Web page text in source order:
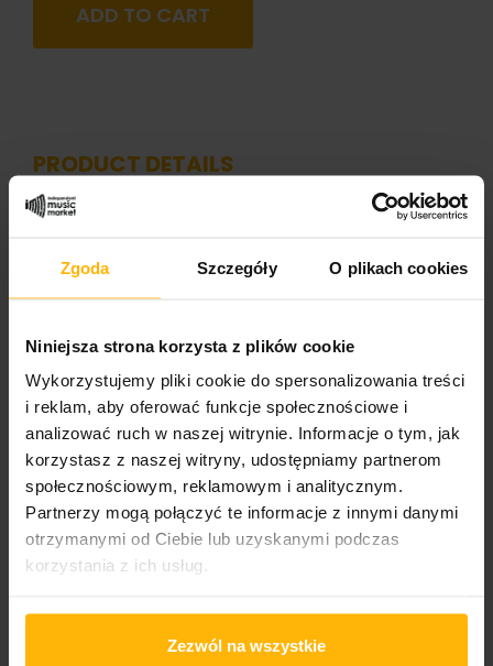
Zgoda Szczegóły O plikach cookies
Niniejsza strona korzysta z plików cookie
Wykorzystujemy pliki cookie do spersonalizowania treści
i reklam, aby oferować funkcje społecznościowe i
analizować ruch w naszej witrynie. Informacje o tym, jak
korzystasz z naszej witryny, udostępniamy partnerom
społecznościowym, reklamowym i analitycznym.
Partnerzy mogą połączyć te informacje z innymi danymi
otrzymanymi od Ciebie lub uzyskanymi podczas
korzystania z ich usług.
Zezwól na wszystkie
ADD TO CART
PRODUCT DETAILS
Moonrise
Travel Within
Media format
Cover format:
Digipack
Wydawnictwo 1/2
Lynx Music
Catalogue number: